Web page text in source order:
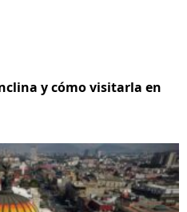
y cómo visitarla en